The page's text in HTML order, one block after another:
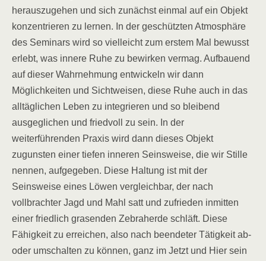
herauszugehen und sich zunächst einmal auf ein Objekt
konzentrieren zu lernen. In der geschützten Atmosphäre
des Seminars wird so vielleicht zum erstem Mal bewusst
erlebt, was innere Ruhe zu bewirken vermag. Aufbauend
auf dieser Wahrnehmung entwickeln wir dann
Möglichkeiten und Sichtweisen, diese Ruhe auch in das
alltäglichen Leben zu integrieren und so bleibend
ausgeglichen und friedvoll zu sein. In der
weiterführenden Praxis wird dann dieses Objekt
zugunsten einer tiefen inneren Seinsweise, die wir Stille
nennen, aufgegeben. Diese Haltung ist mit der
Seinsweise eines Löwen vergleichbar, der nach
vollbrachter Jagd und Mahl satt und zufrieden inmitten
einer friedlich grasenden Zebraherde schläft. Diese
Fähigkeit zu erreichen, also nach beendeter Tätigkeit ab-
oder umschalten zu können, ganz im Jetzt und Hier sein